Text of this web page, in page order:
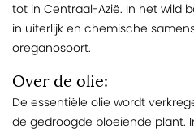
tot in Centraal-Azië. In het wild
in uiterlijk en chemische
oreganosoort.
Over de olie:
De essentiële olie wordt
de gedroogde bloeiende plant.